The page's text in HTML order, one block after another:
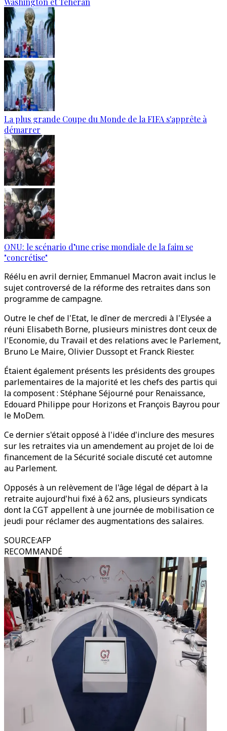
La plus grande Coupe du Monde de la FIFA s'apprête à
démarrer
ONU: le scénario d’une crise mondiale de la faim se
"concrétise"
Réélu en avril dernier, Emmanuel Macron avait inclus le
sujet controversé de la réforme des retraites dans son
programme de campagne.
Outre le chef de l'Etat, le dîner de mercredi à l'Elysée a
réuni Elisabeth Borne, plusieurs ministres dont ceux de
l'Economie, du Travail et des relations avec le Parlement,
Bruno Le Maire, Olivier Dussopt et Franck Riester.
Étaient également présents les présidents des groupes
parlementaires de la majorité et les chefs des partis qui
la composent : Stéphane Séjourné pour Renaissance,
Edouard Philippe pour Horizons et François Bayrou pour
le MoDem.
Ce dernier s'était opposé à l'idée d'inclure des mesures
sur les retraites via un amendement au projet de loi de
financement de la Sécurité sociale discuté cet automne
au Parlement.
Opposés à un relèvement de l'âge légal de départ à la
retraite aujourd'hui fixé à 62 ans, plusieurs syndicats
dont la CGT appellent à une journée de mobilisation ce
jeudi pour réclamer des augmentations des salaires.
SOURCE:AFP
RECOMMANDÉ